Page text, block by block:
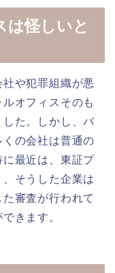
は怪しいと
や犯罪組織が悪
オフィスそのも
た。しかし、バ
の会社は普通の
最近は、東証プ
そうした企業は
審査が行われて
きます。